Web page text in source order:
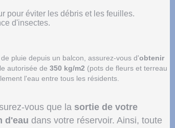
pour éviter les débris et les feuilles.
d'insectes.
pluie depuis un balcon, assurez-vous d'obtenir
autorisée de 350 kg/m2 (pots de fleurs et terreau
l'eau entre tous les résidents.
vous que la sortie de votre
d'eau dans votre réservoir. Ainsi, toute